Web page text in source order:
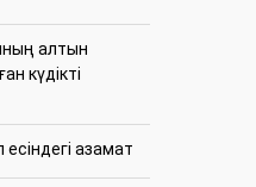
алтын
күдікті
есіндегі азамат